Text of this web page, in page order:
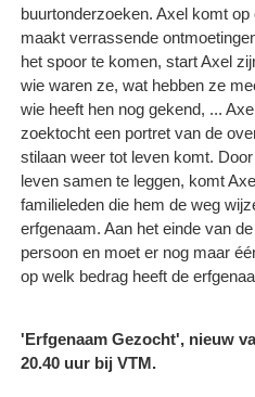
buurtonderzoeken. Axel komt
maakt verrassende
het spoor te komen, start Axel
wie waren ze, wat hebben ze
wie heeft hen nog gekend, ...
zoektocht een portret van de
stilaan weer tot leven komt.
leven samen te leggen, komt
familieleden die hem de weg
erfgenaam. Aan het einde van
persoon en moet er nog maar
op welk bedrag heeft de
'Erfgenaam Gezocht', nieuw
20.40 uur bij VTM.